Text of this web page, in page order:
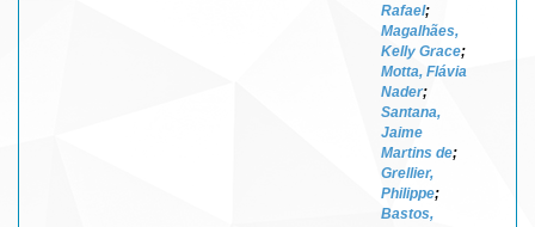
Rafael;
Magalhães,
Kelly Grace;
Motta, Flávia
Nader;
Santana,
Jaime
Martins de;
Grellier,
Philippe;
Bastos,